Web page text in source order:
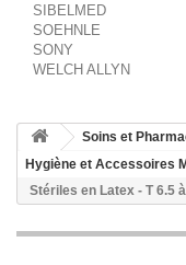
SIBELMED
SOEHNLE
SONY
WELCH ALLYN
Soins et
Hygiène et Accessoires
Stériles en Latex - T 6.5